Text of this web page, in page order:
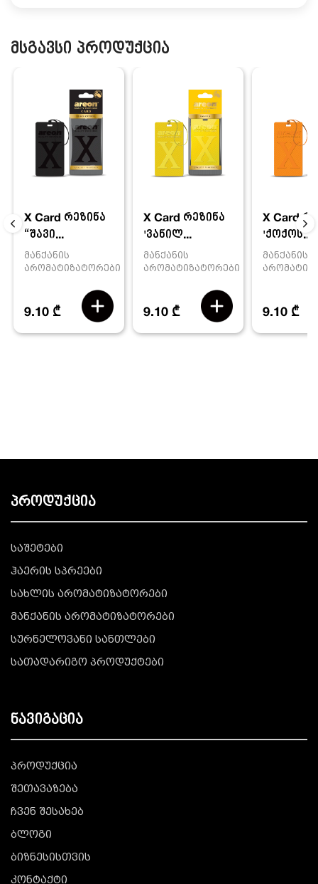
მსგავსი პროდუქცია
X Card რეზინა
“შავი...
მანქანის
არომატიზატორები
9.10 ₾
X Card რეზინა
'ვანილ...
მანქანის
არომატიზატორები
9.10 ₾
X Card
'ქოქოს...
მანქანის
9.10 ₾
პროდუქცია
საშეტები
ჰაერის სპრეები
სახლის არომატიზატორები
მანქანის არომატიზატორები
სურნელოვანი სანთლები
სათადარიგო პროდუქტები
ნავიგაცია
პროდუქცია
შეთავაზება
ჩვენ შესახებ
ბლოგი
ბიზნესისთვის
კონტაქტი